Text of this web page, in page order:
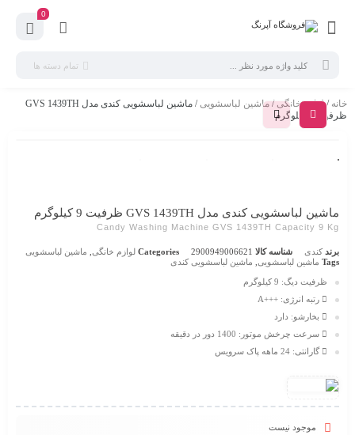
0
تمام دسته ها
خانه /لوازم خانگی/ماشین لباسشویی
/ ماشین لباسشویی کندی مدل GVS 1439TH
ظرفیت 9 کیلوگرم
ماشین لباسشویی کندی مدل GVS 1439TH ظرفیت 9 کیلوگرم
Candy Washing Machine GVS 1439TH Capacity 9 Kg
برند کندی شناسه کالا 2900949006621
Categories لوازم خانگی
ماشین لباسشویی
Tags ماشین لباسشویی ماشین لباسشویی کندی
ظرفیت دیگ:
رتبه انرژی: +++A
بخارشو: دارد
سرعت چرخش موتور:
گارانتی:
موجود نیست